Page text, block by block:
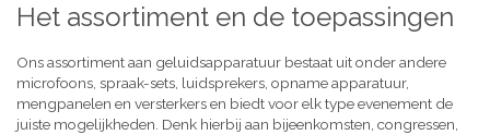
Het assortiment en de toepassingen
Ons assortiment aan geluidsapparatuur bestaat uit onder andere
microfoons, spraak-sets, luidsprekers, opname apparatuur,
mengpanelen en versterkers en biedt voor elk type evenement de
juiste mogelijkheden. Denk hierbij aan bijeenkomsten, congressen,